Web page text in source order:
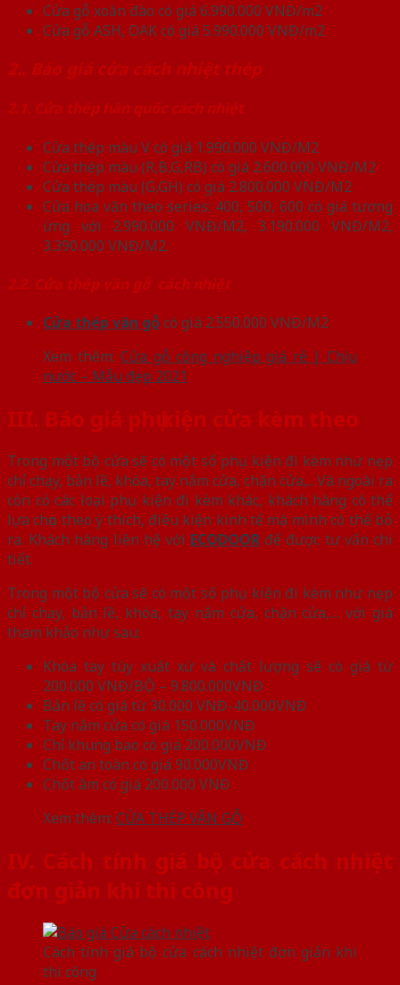
Cửa gỗ xoăn đào có giá 6.990.000 VNĐ/m2
Cửa gỗ ASH, OAK có giá 5.990.000 VNĐ/m2
2.. Báo giá cửa cách nhiệt thép
2.1. Cửa thép hàn quốc cách nhiệt
Cửa thép màu V có giá 1.990.000 VNĐ/M2
Cửa thép màu (R,B,G,RB) có giá 2.600.000 VNĐ/M2
Cửa thép màu (G,GH) có giá 2.800.000 VNĐ/M2
Cửa hoa văn theo series: 400, 500, 600 có giá tương
ứng với 2.990.000 VNĐ/M2, 3.190.000 VNĐ/M2,
3.390.000 VNĐ/M2.
2.2. Cửa thép vân gỗ cách nhiệt
Cửa thép vân gỗcó giá 2.550.000 VNĐ/M2
Xem thêm:Cửa gỗ công nghiệp giá rẻ | Chịu
nước – Mẫu đẹp 2021
III. Báo giá phụ kiện cửa kèm theo
Trong một bộ cửa sẽ có một số phụ kiện đi kèm như nẹp
chỉ chạy, bản lề, khóa, tay nắm cửa, chặn cửa,…Và ngoài ra
còn có các loại phụ kiện đi kèm khác, khách hàng có thể
lựa chọn theo ý thích, điều kiện kinh tế mà mình có thể bỏ
ra. Khách hàng liên hệ với ECODOOR để được tư vấn chi
tiết.
Trong một bộ cửa sẽ có một số phụ kiện đi kèm như nẹp
chỉ chạy, bản lề, khóa, tay nắm cửa, chặn cửa,… với giá
tham khảo như sau:
Khóa tay tùy xuất xứ và chất lượng sẽ có giá từ
200.000 VNĐ/BỘ – 9.800.000VNĐ
Bản lề có giá từ 30.000 VNĐ-40.000VNĐ
Tay nắm cửa có giá 150.000VNĐ
Chỉ khung bao có giá 200.000VNĐ
Chốt an toàn có giá 90.000VNĐ
Chốt âm có giá 200.000 VNĐ
Xem thêm: CỬA THÉP VÂN GỖ
IV. Cách tính giá bộ cửa cách nhiệt
đơn giản khi thi công
Cách tính giá bộ cửa cách nhiệt đơn giản khi
thi công